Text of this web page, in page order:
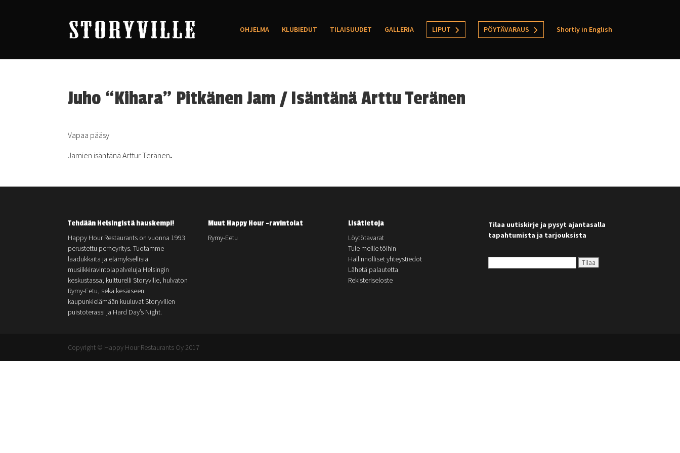
OHJELMA KLUBIEDUT TILAISUUDET GALLERIA LIPUT PÖYTÄVARAUS Shortly in English
Juho “Kihara” Pitkänen Jam / Isäntänä Arttu Teränen
Vapaa pääsy
Jamien isäntänä Arttur Teränen.
Tehdään Helsingistä hauskempi!
Happy Hour Restaurants on vuonna 1993
perustettu perheyritys. Tuotamme
laadukkaita ja elämyksellisiä
musiikkiravintolapalveluja Helsingin
keskustassa; kultturelli Storyville, hulvaton
Rymy-Eetu, sekä kesäiseen
kaupunkielämään kuuluvat Storyvillen
puistoterassi ja Hard Day’s Night.
Muut Happy Hour -ravintolat
Rymy-Eetu
Lisätietoja
Löytötavarat
Tule meille töihin
Hallinnolliset yhteystiedot
Lähetä palautetta
Rekisteriseloste
Tilaa uutiskirje ja pysyt ajantasalla
tapahtumista ja tarjouksista
Copyright © Happy Hour Restaurants Oy 2017